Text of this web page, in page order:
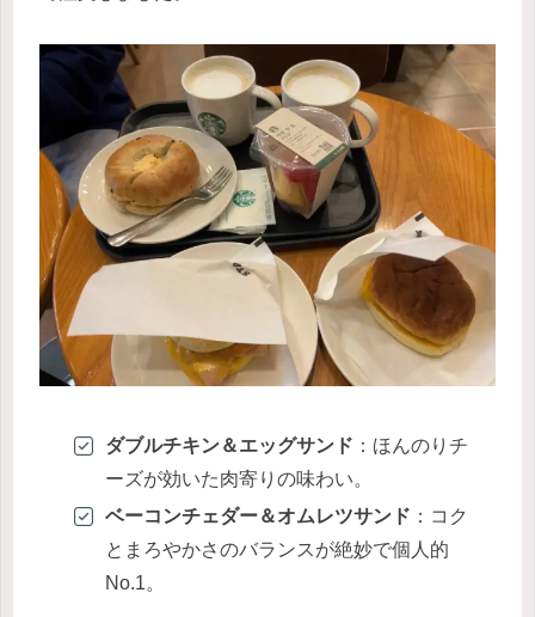
ダブルチキン＆エッグサンド ：ほんのりチ
ーズが効いた肉寄りの味わい。
ベーコンチェダー＆オムレツサンド ：コク
とまろやかさのバランスが絶妙で個人的
No.1。